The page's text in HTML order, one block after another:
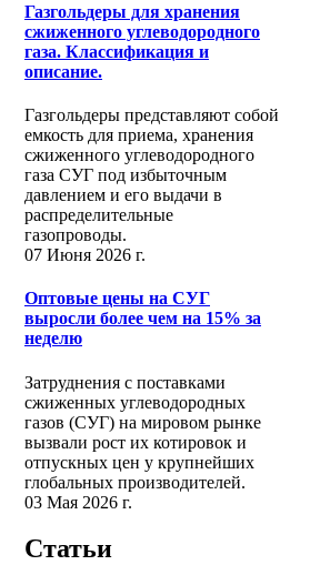
Газгольдеры для хранения
сжиженного углеводородного
газа. Классификация и
описание.
Газгольдеры представляют собой
емкость для приема, хранения
сжиженного углеводородного
газа СУГ под избыточным
давлением и его выдачи в
распределительные
газопроводы.
07 Июня 2026 г.
Оптовые цены на СУГ
выросли более чем на 15% за
неделю
Затруднения с поставками
сжиженных углеводородных
газов (СУГ) на мировом рынке
вызвали рост их котировок и
отпускных цен у крупнейших
глобальных производителей.
03 Мая 2026 г.
Статьи